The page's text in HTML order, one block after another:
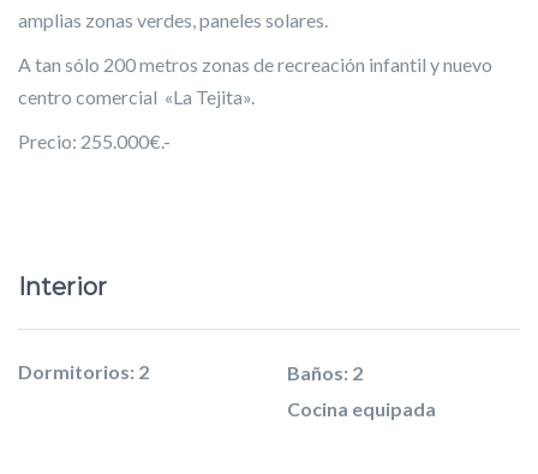
amplias zonas verdes, paneles solares.
A tan sólo 200 metros zonas de recreación infantil y nuevo
centro comercial «La Tejita».
Precio: 255.000€.-
Interior
Dormitorios: 2
Baños: 2
Cocina equipada